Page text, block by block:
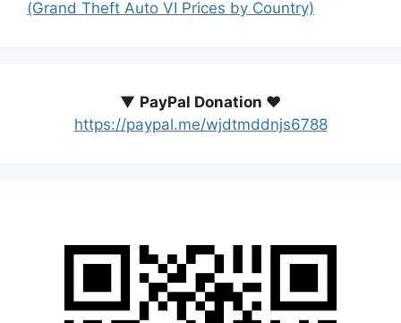
(Grand Theft Auto VI Prices by Country)
▼ PayPal Donation ♥️
https://paypal.me/wjdtmddnjs6788